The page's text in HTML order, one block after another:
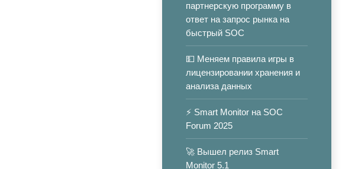
партнерскую программу в
ответ на запрос рынка на
быстрый SOC
💵 Меняем правила игры в
лицензировании хранения и
анализа данных
⚡️ Smart Monitor на SOC
Forum 2025
🚀 Вышел релиз Smart
Monitor 5.1